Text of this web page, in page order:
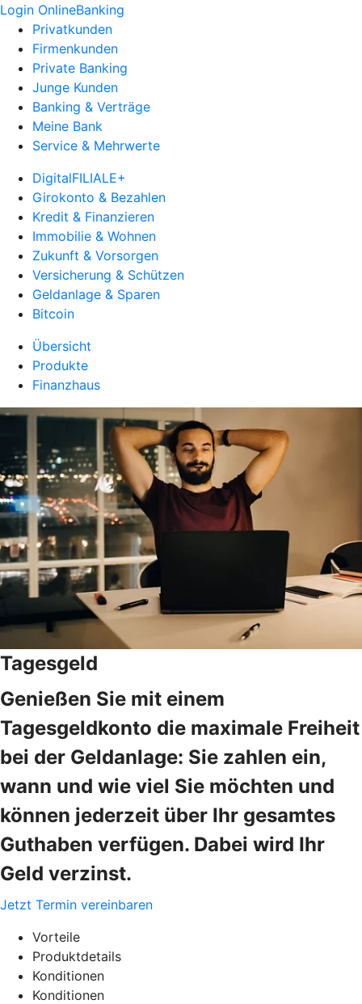
Login OnlineBanking
Privatkunden
Firmenkunden
Private Banking
Junge Kunden
Banking & Verträge
Meine Bank
Service & Mehrwerte
DigitalFILIALE+
Girokonto & Bezahlen
Kredit & Finanzieren
Immobilie & Wohnen
Zukunft & Vorsorgen
Versicherung & Schützen
Geldanlage & Sparen
Bitcoin
Übersicht
Produkte
Finanzhaus
Tagesgeld
Genießen Sie mit einem
Tagesgeldkonto die maximale Freiheit
bei der Geldanlage: Sie zahlen ein,
wann und wie viel Sie möchten und
können jederzeit über Ihr gesamtes
Guthaben verfügen. Dabei wird Ihr
Geld verzinst.
Jetzt Termin vereinbaren
Vorteile
Produktdetails
Konditionen
Konditionen